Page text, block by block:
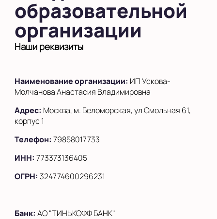
в Южном Бутово
во Внуково
на Беломорской
на Коломенской
области
образовательной
организации
Наши реквизиты
Наименование организации: ИП Ускова-
Молчанова Анастасия Владимировна
Адрес: Москва, м. Беломорская, ул Смольная 61,
корпус 1
Телефон: 79858017733
ИНН: 773373136405
ОГРН: 324774600296231
Банк: АО "ТИНЬКОФФ БАНК"